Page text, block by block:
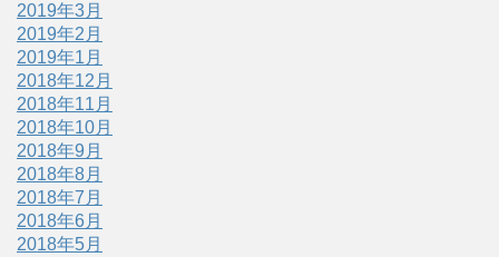
2019年3月
2019年2月
2019年1月
2018年12月
2018年11月
2018年10月
2018年9月
2018年8月
2018年7月
2018年6月
2018年5月